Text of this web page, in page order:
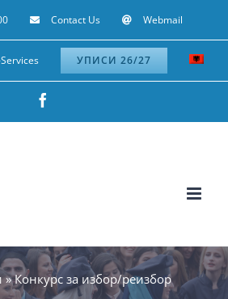
Contact Us Webmail
Services УПИСИ 26/27
»Конкурс за избор/реизбор